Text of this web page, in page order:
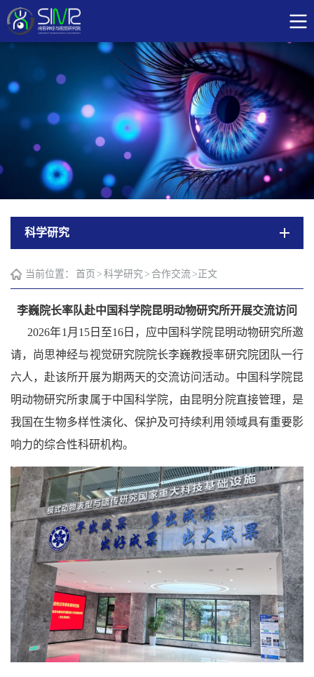
科学研究
当前位置： 首页 > 科学研究> 合作交流> 正文
李巍院长率队赴中国科学院昆明动物研究所开展交流访问
2026年1月15日至16日，应中国科学院昆明动物研究所邀
请，尚思神经与视觉研究院院长李巍教授率研究院团队一行
六人，赴该所开展为期两天的交流访问活动。中国科学院昆
明动物研究所隶属于中国科学院，由昆明分院直接管理，是
我国在生物多样性演化、保护及可持续利用领域具有重要影
响力的综合性科研机构。